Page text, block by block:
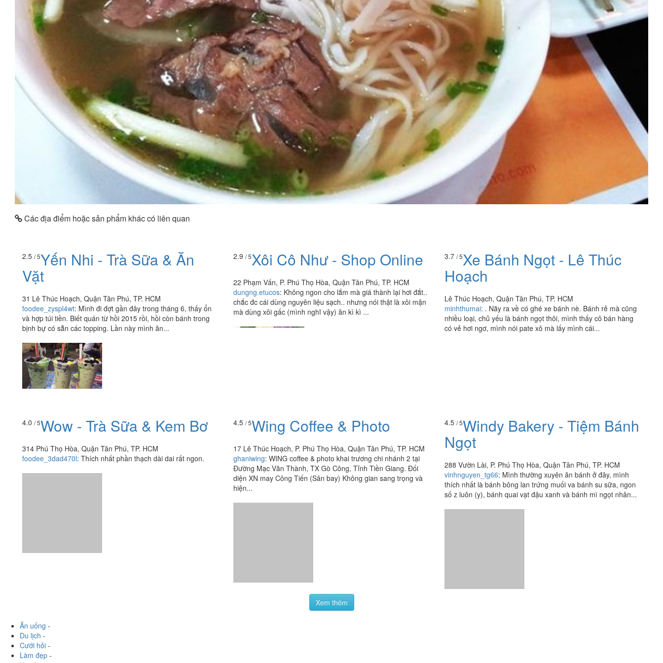
Các địa điểm hoặc sản phẩm khác có liên quan
2.5 / 5Yến Nhi - Trà Sữa & Ăn
Vặt
31 Lê Thúc Hoạch, Quận Tân Phú, TP. HCM
foodee_zyspl4wt: Mình đi đợt gần đây trong tháng 6, thấy ổn
và hợp túi tiền. Biết quán từ hồi 2015 rồi, hồi còn bánh trong
bịnh bự có sẵn các topping. Lần này mình ăn...
2.9 / 5Xôi Cô Như - Shop Online
22 Phạm Vấn, P. Phú Thọ Hòa, Quận Tân Phú, TP. HCM
dungng.etucos: Không ngon cho lắm mà giá thành lại hơi đắt..
chắc đc cái dùng nguyên liệu sạch.. nhưng nói thật là xôi mặn
mà dùng xôi gấc (mình nghĩ vậy) ăn kì kì ...
3.7 / 5Xe Bánh Ngọt - Lê Thúc
Hoạch
Lê Thúc Hoạch, Quận Tân Phú, TP. HCM
minhthumai: . Nãy ra về có ghé xe bánh nè. Bánh rẻ mà cũng
nhiều loại, chủ yếu là bánh ngọt thôi, mình thấy cô bán hàng
có vẻ hơi ngơ, mình nói pate xô mà lấy mình cái...
4.0 / 5Wow - Trà Sữa & Kem Bơ
314 Phú Thọ Hòa, Quận Tân Phú, TP. HCM
foodee_3dad470l: Thích nhất phần thạch dài dai rất ngon.
4.5 / 5Wing Coffee & Photo
17 Lê Thúc Hoạch, P. Phú Thọ Hòa, Quận Tân Phú, TP. HCM
ghaniwing: WING coffee & photo khai trương chi nhánh 2 tại
Đường Mạc Văn Thành, TX Gò Công, Tỉnh Tiền Giang. Đối
diện XN may Công Tiến (Sân bay) Không gian sang trọng và
hiện...
4.5 / 5Windy Bakery - Tiệm Bánh
Ngọt
288 Vườn Lài, P. Phú Thọ Hòa, Quận Tân Phú, TP. HCM
vinhnguyen_tg66: Mình thường xuyên ăn bánh ở đây, mình
thích nhất là bánh bông lan trứng muối va bánh su sữa, ngon
số z luôn (y), bánh quai vạt đậu xanh và bánh mì ngọt nhân...
Xem thêm
Ăn uống -
Du lịch -
Cưới hỏi -
Làm đẹp -